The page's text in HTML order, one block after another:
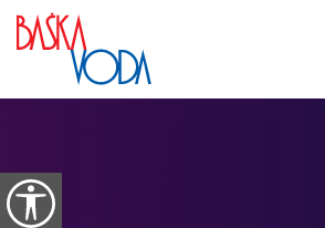
Salta al contenuto
Apri le opzioni di accessibilità